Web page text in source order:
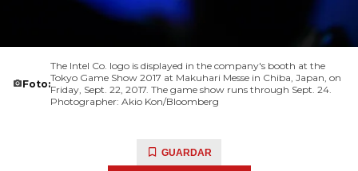
Foto:
The Intel Co. logo is displayed in the company's booth at the
Tokyo Game Show 2017 at Makuhari Messe in Chiba, Japan, on
Friday, Sept. 22, 2017. The game show runs through Sept. 24.
Photographer: Akio Kon/Bloomberg
GUARDAR